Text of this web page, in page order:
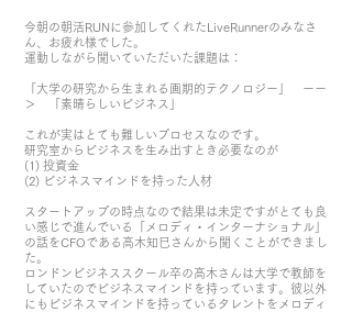
今朝の朝活RUNに参加してくれたLiveRunnerのみなさ
ん、お疲れ様でした。
運動しながら聞いていただいた課題は：
「大学の研究から生まれる画期的テクノロジー」 ーー
＞ 「素晴らしいビジネス」
これが実はとても難しいプロセスなのです。
研究室からビジネスを生み出すとき必要なのが
(1) 投資金
(2) ビジネスマインドを持った人材
スタートアップの時点なので結果は未定ですがとても良
い感じで進んでいる「メロディ・インターナショナル」
の話をCFOである高木知巳さんから聞くことができまし
た。
ロンドンビジネススクール卒の高木さんは大学で教師を
していたのでビジネスマインドを持っています。彼以外
にもビジネスマインドを持っているタレントをメロディ